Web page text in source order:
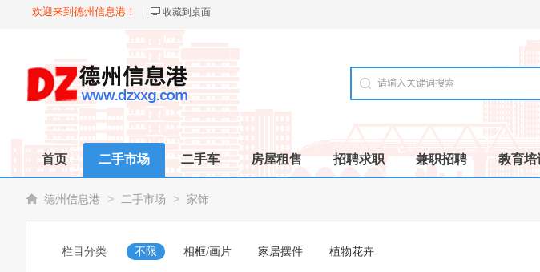
欢迎来到德州信息港！ 收藏到桌面
首页 二手市场 二手车 房屋租售 招聘求职 兼职招聘 教育培
德州信息港 > 二手市场 > 家饰
栏目分类 不限 相框/画片 家居摆件 植物花卉